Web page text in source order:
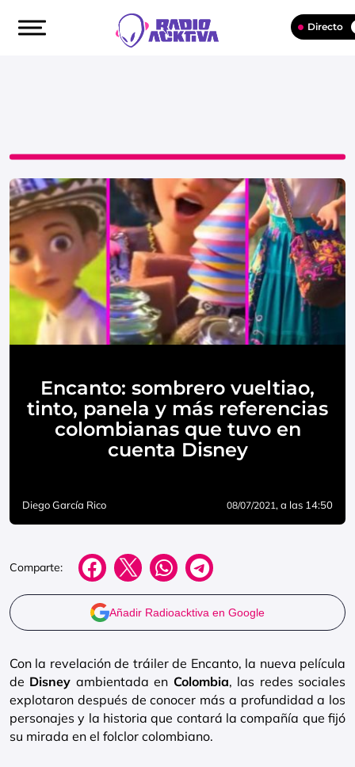
Directo
Encanto: sombrero vueltiao,
tinto, panela y más referencias
colombianas que tuvo en
cuenta Disney
Diego García Rico 08/07/2021, a las 14:50
Comparte:
Añadir Radioacktiva en Google
Con la revelación de tráiler de Encanto, la nueva película
de Disney ambientada en Colombia, las redes sociales
explotaron después de conocer más a profundidad a los
personajes y la historia que contará la compañía que fijó
su mirada en el folclor colombiano.